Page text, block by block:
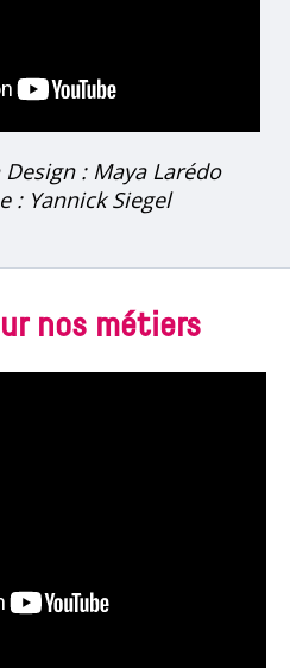
: Maya Larédo
: Yannick Siegel
nos métiers